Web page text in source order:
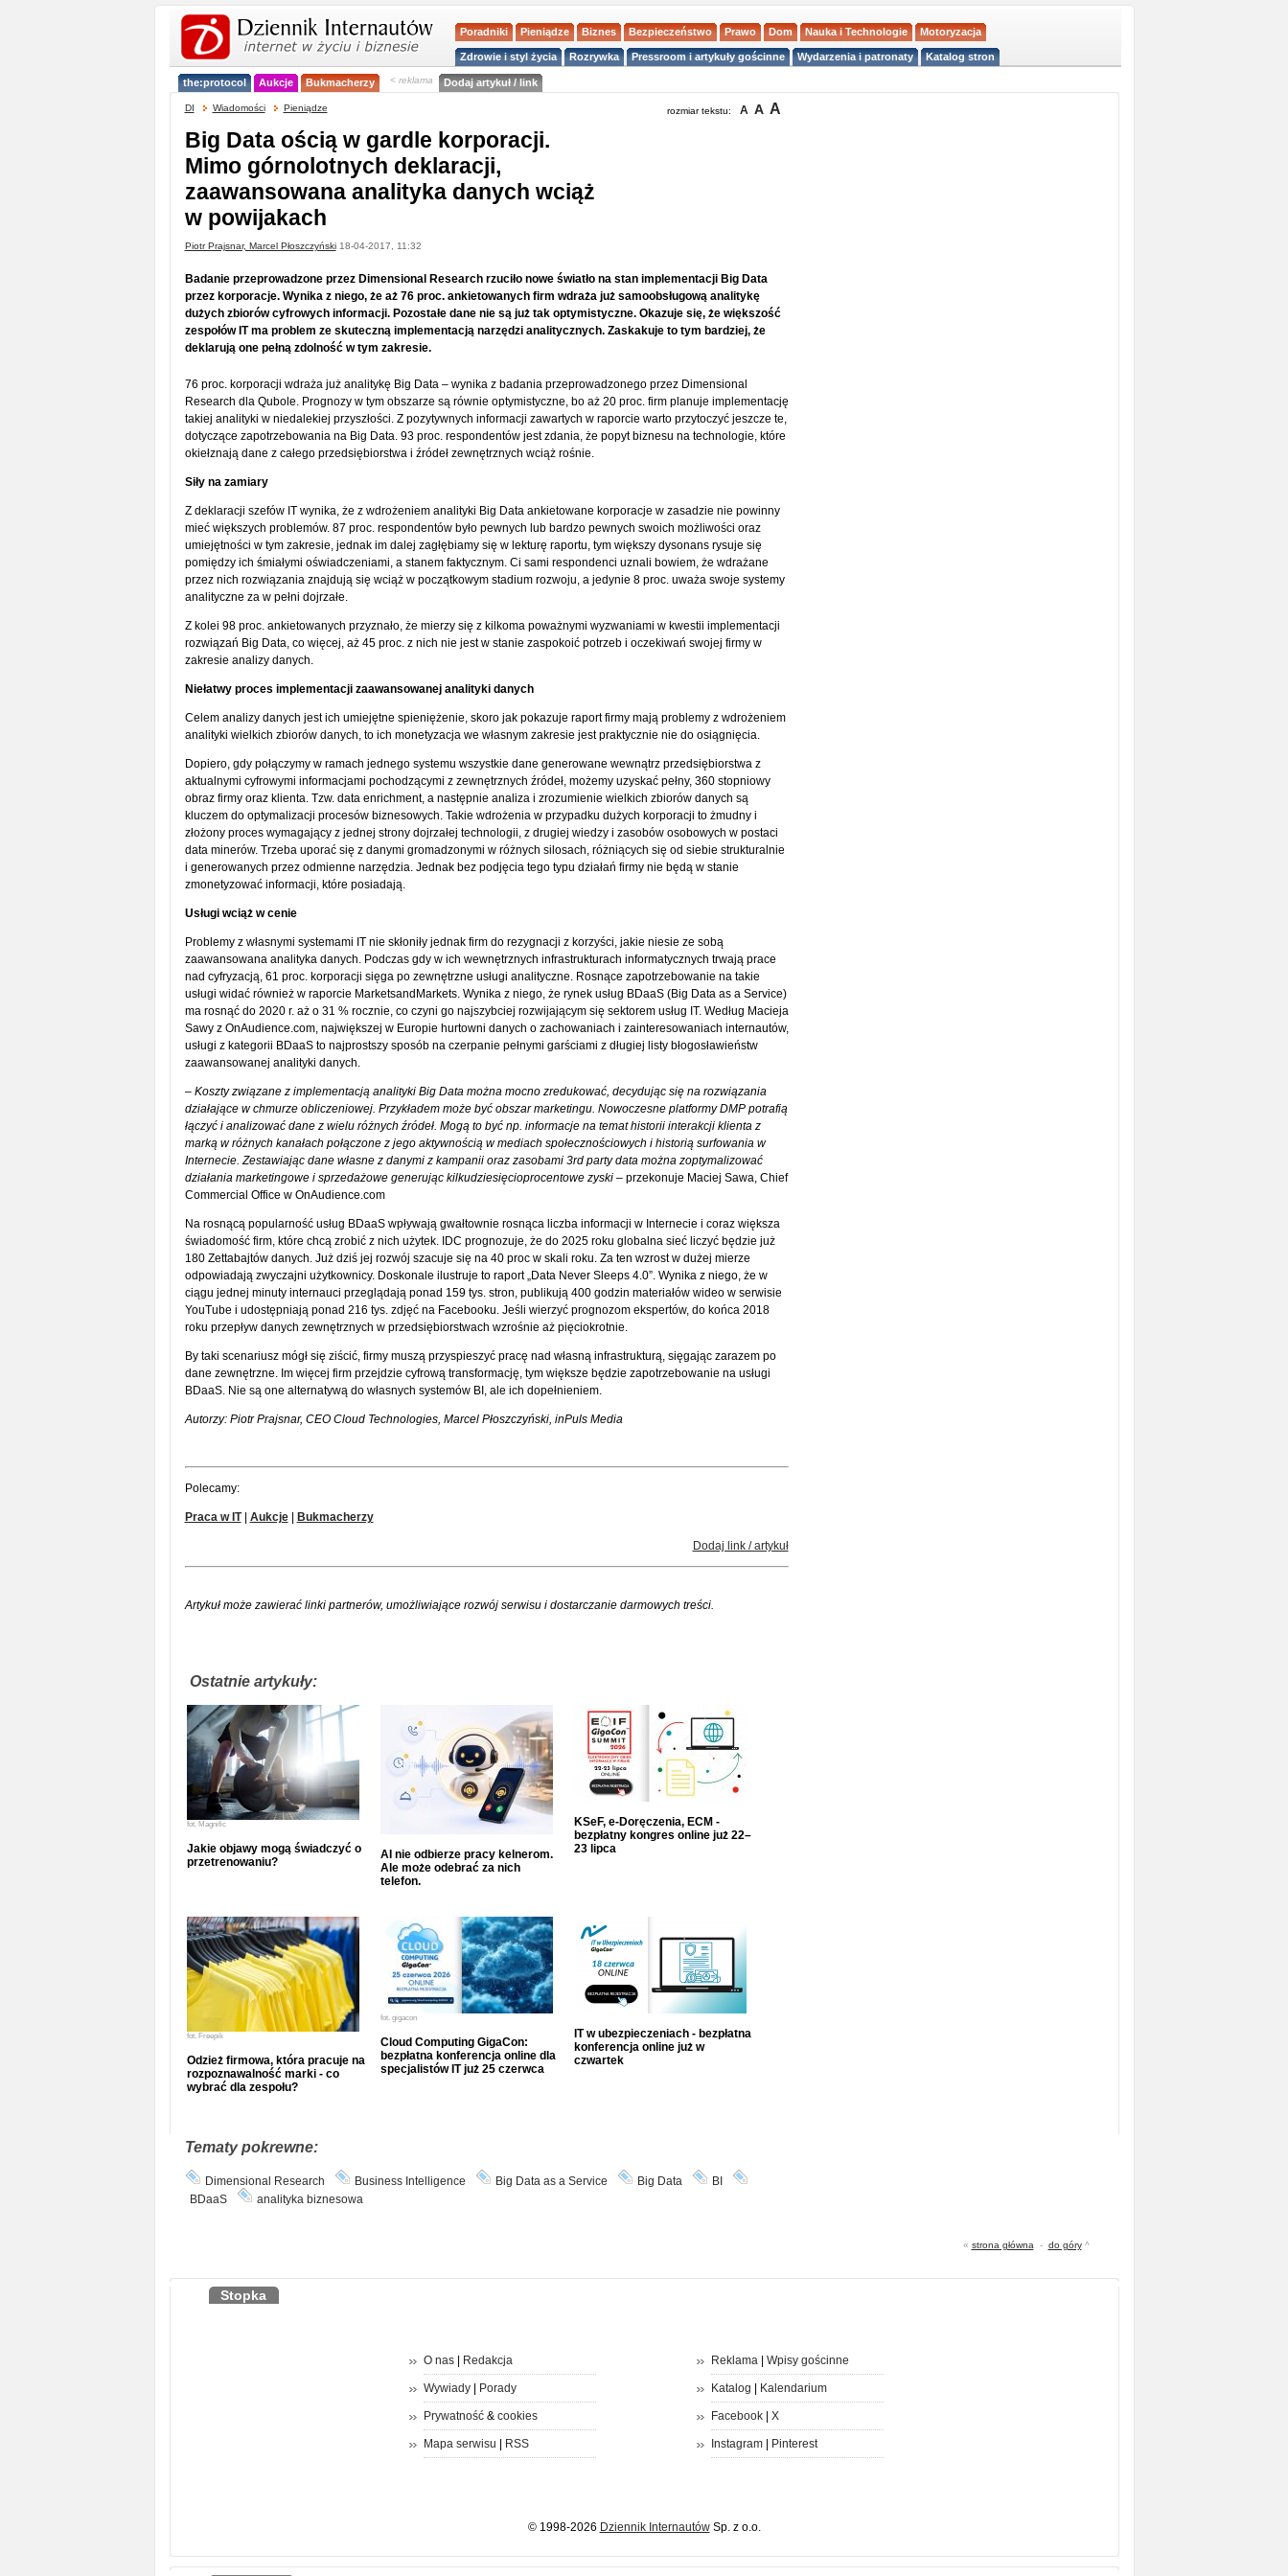
Poradniki Pieniądze Biznes Bezpieczeństwo Prawo Dom Nauka i Technologie Motoryzacja
Zdrowie i styl życia Rozrywka Pressroom i artykuły gościnne Wydarzenia i patronaty Katalog stron
the:protocol Aukcje Bukmacherzy < reklama Dodaj artykuł / link
DI Wiadomości Pieniądze rozmiar tekstu: A A A
Big Data ością w gardle korporacji.
Mimo górnolotnych deklaracji,
zaawansowana analityka danych wciąż
w powijakach
Piotr Prajsnar, Marcel Płoszczyński18-04-2017, 11:32
Badanie przeprowadzone przez Dimensional Research rzuciło nowe światło na stan implementacji Big Data
przez korporacje. Wynika z niego, że aż 76 proc. ankietowanych firm wdraża już samoobsługową analitykę
dużych zbiorów cyfrowych informacji. Pozostałe dane nie są już tak optymistyczne. Okazuje się, że większość
zespołów IT ma problem ze skuteczną implementacją narzędzi analitycznych. Zaskakuje to tym bardziej, że
deklarują one pełną zdolność w tym zakresie.
76 proc. korporacji wdraża już analitykę Big Data – wynika z badania przeprowadzonego przez Dimensional
Research dla Qubole. Prognozy w tym obszarze są równie optymistyczne, bo aż 20 proc. firm planuje implementację
takiej analityki w niedalekiej przyszłości. Z pozytywnych informacji zawartych w raporcie warto przytoczyć jeszcze te,
dotyczące zapotrzebowania na Big Data. 93 proc. respondentów jest zdania, że popyt biznesu na technologie, które
okiełznają dane z całego przedsiębiorstwa i źródeł zewnętrznych wciąż rośnie.
Siły na zamiary
Z deklaracji szefów IT wynika, że z wdrożeniem analityki Big Data ankietowane korporacje w zasadzie nie powinny
mieć większych problemów. 87 proc. respondentów było pewnych lub bardzo pewnych swoich możliwości oraz
umiejętności w tym zakresie, jednak im dalej zagłębiamy się w lekturę raportu, tym większy dysonans rysuje się
pomiędzy ich śmiałymi oświadczeniami, a stanem faktycznym. Ci sami respondenci uznali bowiem, że wdrażane
przez nich rozwiązania znajdują się wciąż w początkowym stadium rozwoju, a jedynie 8 proc. uważa swoje systemy
analityczne za w pełni dojrzałe.
Z kolei 98 proc. ankietowanych przyznało, że mierzy się z kilkoma poważnymi wyzwaniami w kwestii implementacji
rozwiązań Big Data, co więcej, aż 45 proc. z nich nie jest w stanie zaspokoić potrzeb i oczekiwań swojej firmy w
zakresie analizy danych.
Niełatwy proces implementacji zaawansowanej analityki danych
Celem analizy danych jest ich umiejętne spieniężenie, skoro jak pokazuje raport firmy mają problemy z wdrożeniem
analityki wielkich zbiorów danych, to ich monetyzacja we własnym zakresie jest praktycznie nie do osiągnięcia.
Dopiero, gdy połączymy w ramach jednego systemu wszystkie dane generowane wewnątrz przedsiębiorstwa z
aktualnymi cyfrowymi informacjami pochodzącymi z zewnętrznych źródeł, możemy uzyskać pełny, 360 stopniowy
obraz firmy oraz klienta. Tzw. data enrichment, a następnie analiza i zrozumienie wielkich zbiorów danych są
kluczem do optymalizacji procesów biznesowych. Takie wdrożenia w przypadku dużych korporacji to żmudny i
złożony proces wymagający z jednej strony dojrzałej technologii, z drugiej wiedzy i zasobów osobowych w postaci
data minerów. Trzeba uporać się z danymi gromadzonymi w różnych silosach, różniących się od siebie strukturalnie
i generowanych przez odmienne narzędzia. Jednak bez podjęcia tego typu działań firmy nie będą w stanie
zmonetyzować informacji, które posiadają.
Usługi wciąż w cenie
Problemy z własnymi systemami IT nie skłoniły jednak firm do rezygnacji z korzyści, jakie niesie ze sobą
zaawansowana analityka danych. Podczas gdy w ich wewnętrznych infrastrukturach informatycznych trwają prace
nad cyfryzacją, 61 proc. korporacji sięga po zewnętrzne usługi analityczne. Rosnące zapotrzebowanie na takie
usługi widać również w raporcie MarketsandMarkets. Wynika z niego, że rynek usług BDaaS (Big Data as a Service)
ma rosnąć do 2020 r. aż o 31 % rocznie, co czyni go najszybciej rozwijającym się sektorem usług IT. Według Macieja
Sawy z OnAudience.com, największej w Europie hurtowni danych o zachowaniach i zainteresowaniach internautów,
usługi z kategorii BDaaS to najprostszy sposób na czerpanie pełnymi garściami z długiej listy błogosławieństw
zaawansowanej analityki danych.
–Koszty związane z implementacją analityki Big Data można mocno zredukować, decydując się na rozwiązania
działające w chmurze obliczeniowej. Przykładem może być obszar marketingu. Nowoczesne platformy DMP potrafią
łączyć i analizować dane z wielu różnych źródeł. Mogą to być np. informacje na temat historii interakcji klienta z
marką w różnych kanałach połączone z jego aktywnością w mediach społecznościowych i historią surfowania w
Internecie. Zestawiając dane własne z danymi z kampanii oraz zasobami 3rd party data można zoptymalizować
działania marketingowe i sprzedażowe generując kilkudziesięcioprocentowe zyski – przekonuje Maciej Sawa, Chief
Commercial Office w OnAudience.com
Na rosnącą popularność usług BDaaS wpływają gwałtownie rosnąca liczba informacji w Internecie i coraz większa
świadomość firm, które chcą zrobić z nich użytek. IDC prognozuje, że do 2025 roku globalna sieć liczyć będzie już
180 Zettabajtów danych. Już dziś jej rozwój szacuje się na 40 proc w skali roku. Za ten wzrost w dużej mierze
odpowiadają zwyczajni użytkownicy. Doskonale ilustruje to raport „Data Never Sleeps 4.0”. Wynika z niego, że w
ciągu jednej minuty internauci przeglądają ponad 159 tys. stron, publikują 400 godzin materiałów wideo w serwisie
YouTube i udostępniają ponad 216 tys. zdjęć na Facebooku. Jeśli wierzyć prognozom ekspertów, do końca 2018
roku przepływ danych zewnętrznych w przedsiębiorstwach wzrośnie aż pięciokrotnie.
By taki scenariusz mógł się ziścić, firmy muszą przyspieszyć pracę nad własną infrastrukturą, sięgając zarazem po
dane zewnętrzne. Im więcej firm przejdzie cyfrową transformację, tym większe będzie zapotrzebowanie na usługi
BDaaS. Nie są one alternatywą do własnych systemów BI, ale ich dopełnieniem.
Autorzy: Piotr Prajsnar, CEO Cloud Technologies, Marcel Płoszczyński, inPuls Media
Polecamy:
Praca w IT| Aukcje| Bukmacherzy
Dodaj link / artykuł
Artykuł może zawierać linki partnerów, umożliwiające rozwój serwisu i dostarczanie darmowych treści.
Ostatnie artykuły:
fot. Magnific
Jakie objawy mogą świadczyć o
przetrenowaniu?
AI nie odbierze pracy kelnerom.
Ale może odebrać za nich
telefon.
KSeF, e-Doręczenia, ECM -
bezpłatny kongres online już 22–
23 lipca
fot. Freepik
Odzież firmowa, która pracuje na
rozpoznawalność marki - co
wybrać dla zespołu?
fot. gigacon
Cloud Computing GigaCon:
bezpłatna konferencja online dla
specjalistów IT już 25 czerwca
IT w ubezpieczeniach - bezpłatna
konferencja online już w
czwartek
Tematy pokrewne:
Dimensional Research Business Intelligence Big Data as a Service Big Data
BI
BDaaS
analityka biznesowa
« strona główna - do góry^
Stopka
O nas| Redakcja
Wywiady| Porady
Prywatność& cookies
Mapa serwisu RSS
Reklama| Wpisy gościnne
Katalog Kalendarium
Facebook| X
Instagram| Pinterest
© 1998-2026 Dziennik InternautówSp. z o.o.